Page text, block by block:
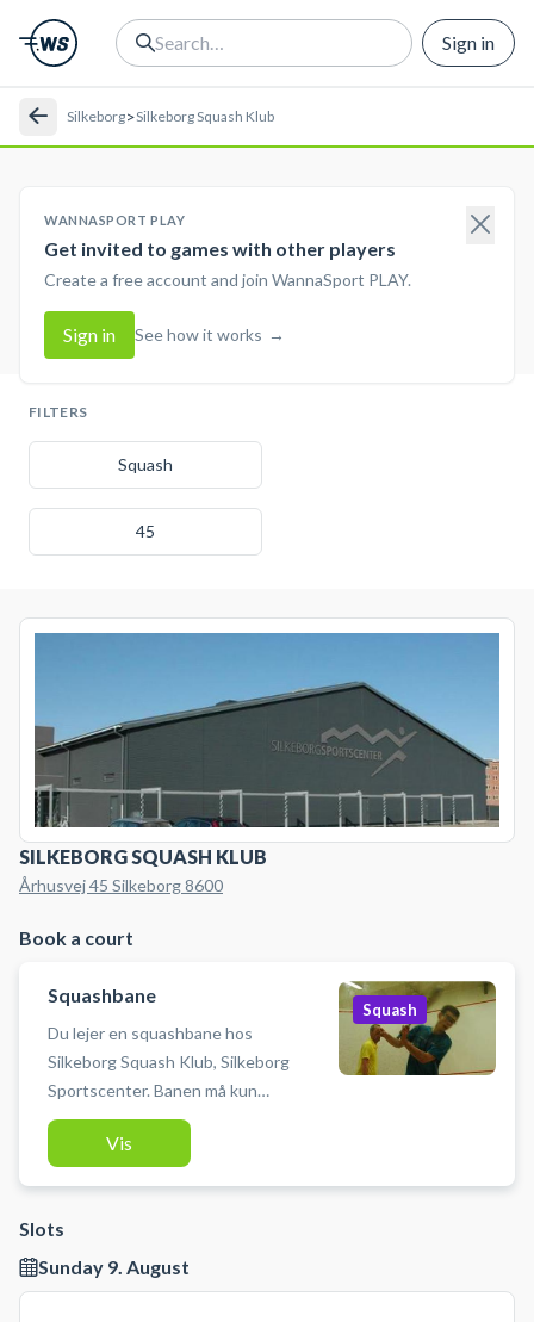
Sign in
Silkeborg>Silkeborg Squash Klub
WANNASPORT PLAY
Get invited to games with other players
Create a free account and join WannaSport PLAY.
Sign in See how it works →
FILTERS
Squash
45
SILKEBORG SQUASH KLUB
Århusvej 45 Silkeborg 8600
Book a court
Squashbane
Du lejer en squashbane hos
Silkeborg Squash Klub, Silkeborg
Sportscenter. Banen må kun
benyttes med indendørs sko, der
ikke laver mærker i gulvet. Lyset
Vis
Squash
Slots
Sunday 9. August